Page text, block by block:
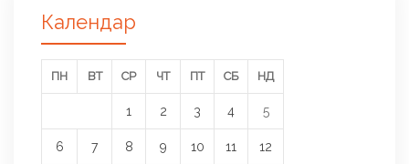
Календар
ПН ВТ СР ЧТ ПТ СБ НД
1 2 3 4 5
6 7 8 9 10 11 12